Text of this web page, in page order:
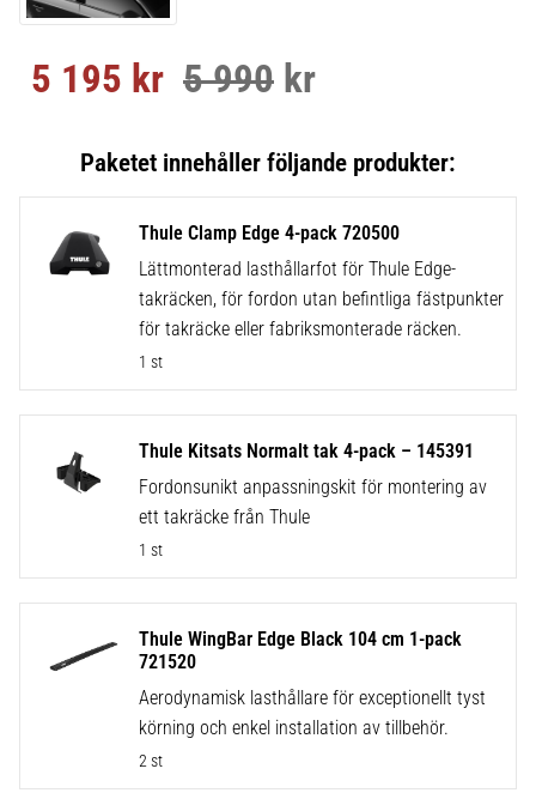
Nedsatt pris:
5 195 kr Ordinarie pris:
5 990 kr
Thule Clamp Edge 4-pack 720500
Lättmonterad lasthållarfot för Thule Edge-
takräcken, för fordon utan befintliga fästpunkter
för takräcke eller fabriksmonterade räcken.
1 st
Thule Kitsats Normalt tak 4-pack – 145391
Fordonsunikt anpassningskit för montering av
ett takräcke från Thule
1 st
Thule WingBar Edge Black 104 cm 1-pack
721520
Aerodynamisk lasthållare för exceptionellt tyst
körning och enkel installation av tillbehör.
2 st